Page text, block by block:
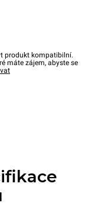
produkt kompatibilní.
máte zájem, abyste se